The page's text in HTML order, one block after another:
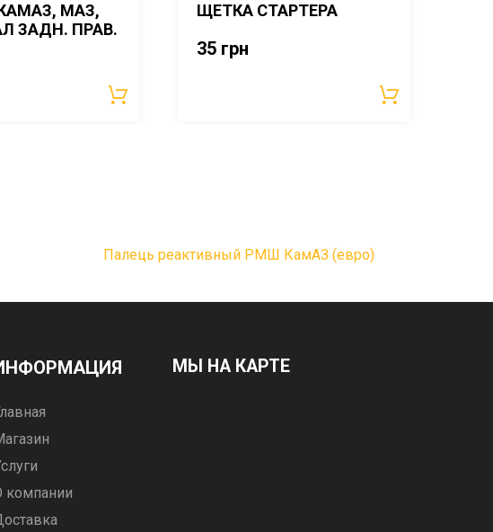
МАЗ,
ЗАДН. ПРАВ.
ЩЕТКА СТАРТЕРА
35 грн
Палець реактивный РМШ КамАЗ (евро)
компании
МЫ НА КАРТЕ